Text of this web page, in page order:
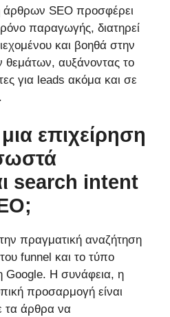
SEO προσφέρει
παραγωγής, διατηρεί
και βοηθά στην
αυξάνοντας το
για leads ακόμα και σε
επιχείρηση
search intent
πραγματική αναζήτηση
funnel και το τύπο
Google. Η συνάφεια, η
προσαρμογή είναι
τα άρθρα να